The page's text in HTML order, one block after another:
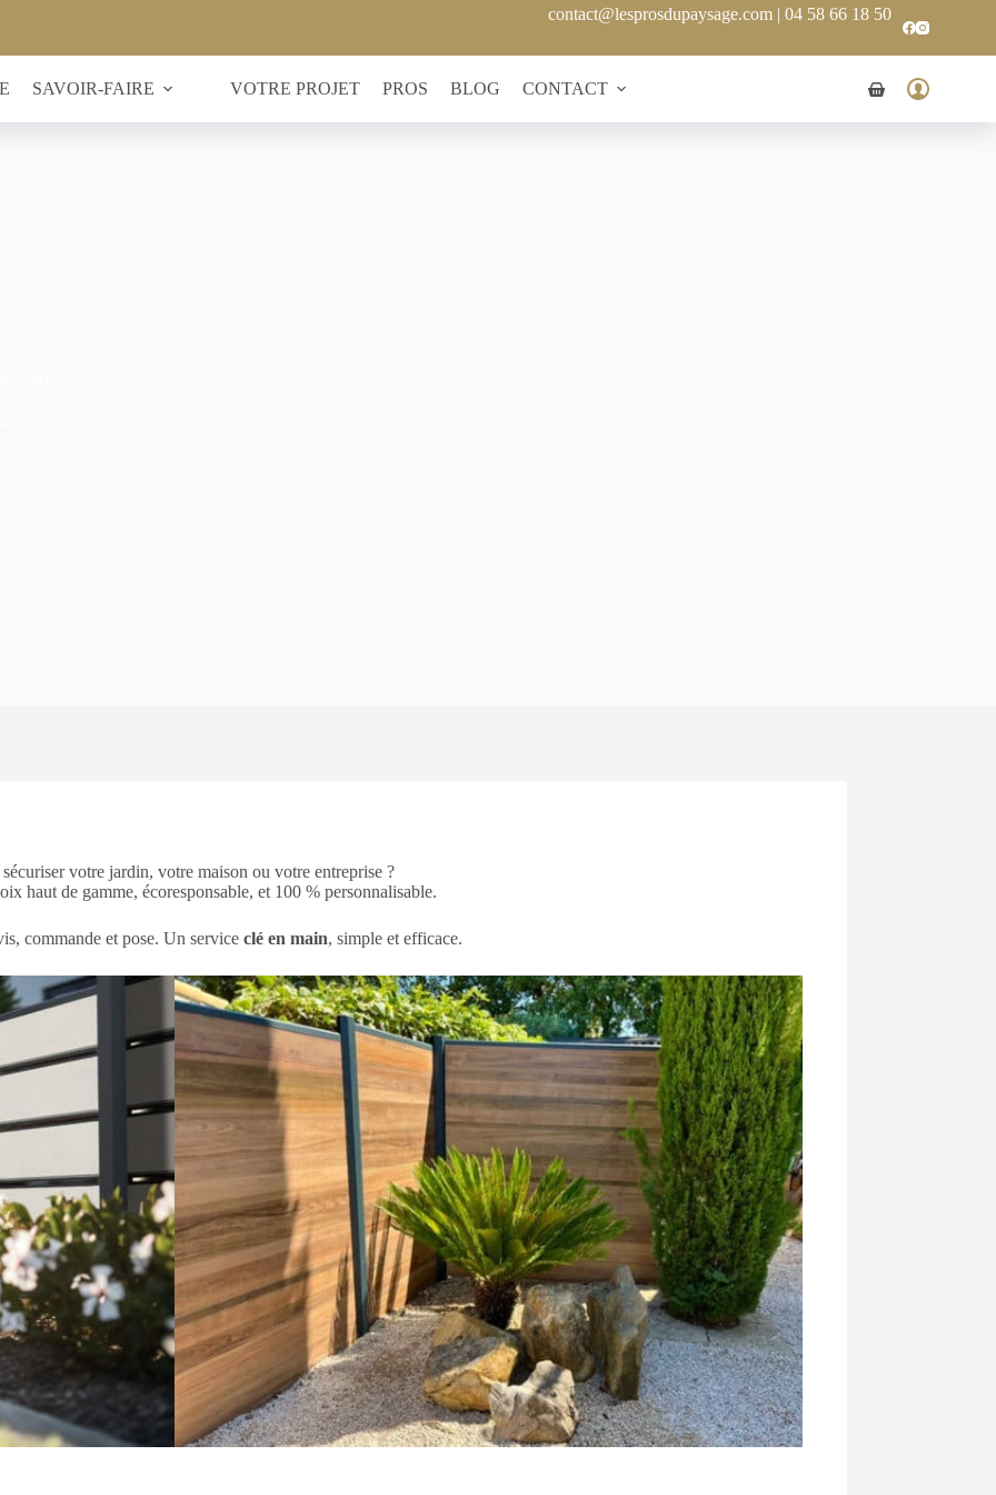
contact@lesprosdupaysage.com | 04 58 66 18 50
SAVOIR-FAIRE VOTRE PROJET PROS BLOG CONTACT
Panier
votre jardin, votre maison ou votre entreprise ?
haut de gamme, écoresponsable, et 100 % personnalisable.
commande et pose. Un service clé en main, simple et efficace.